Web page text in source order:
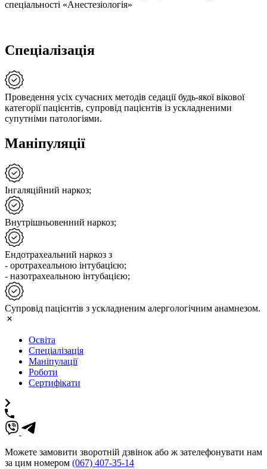
спеціальності «Анестезіологія»
Спеціалізація
Проведення усіх сучасних методів седації будь-якої вікової
категорії пацієнтів, супровід пацієнтів із ускладненими
супутніми патологіями.
Маніпуляції
Інгаляційний наркоз;
Внутрішньовенний наркоз;
Ендотрахеальний наркоз з
- оротрахеальною інтубацією;
- назотрахеальною інтубацією;
Супровід пацієнтів з ускладненим алергологічним анамнезом.
Освіта
Спеціалізація
Маніпулації
Роботи
Сертифікати
Можете замовити зворотній дзвінок або ж зателефонувати нам
за цим номером (067) 407-35-14